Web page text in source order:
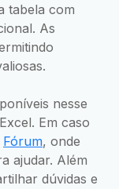
tabela com
As
nesse
Em caso
Fórum, onde
ajudar. Além
dúvidas e